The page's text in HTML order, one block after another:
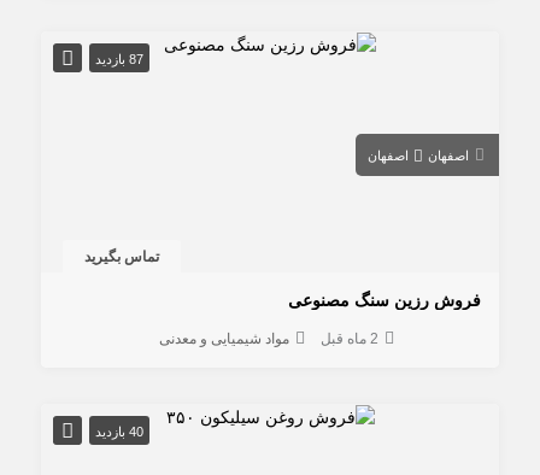
87 بازدید
اصفهان اصفهان
تماس بگیرید
فروش رزین سنگ مصنوعی
2 ماه قبل مواد شیمیایی و معدنی
40 بازدید